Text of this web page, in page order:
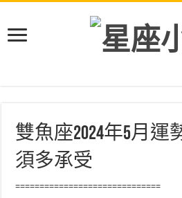
雙魚座2024年5月運
須多承受
==============================